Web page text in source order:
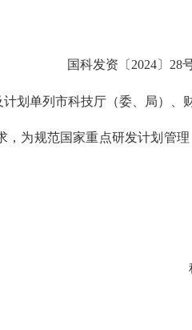
国科发资〔2024〕28
划单列市科技厅（委、局）、
规范国家重点研发计划管理
技 部 财
年3